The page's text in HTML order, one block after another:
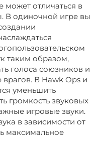
может отличаться в
В одиночной игре вы
таким образом,
голоса союзников и
В Hawk Ops и
уменьшить
громкость звуковых
игровые звуки.
в зависимости от
максимальное